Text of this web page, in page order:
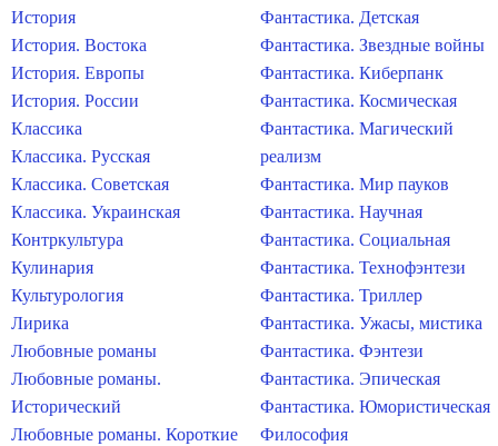
История
История. Востока
История. Европы
История. России
Классика
Классика. Русская
Классика. Советская
Классика. Украинская
Контркультура
Кулинария
Культурология
Лирика
Любовные романы
Любовные романы.
Исторический
Любовные романы. Короткие
Фантастика. Детская
Фантастика. Звездные войны
Фантастика. Киберпанк
Фантастика. Космическая
Фантастика. Магический
реализм
Фантастика. Мир пауков
Фантастика. Научная
Фантастика. Социальная
Фантастика. Технофэнтези
Фантастика. Триллер
Фантастика. Ужасы, мистика
Фантастика. Фэнтези
Фантастика. Эпическая
Фантастика. Юмористическая
Философия